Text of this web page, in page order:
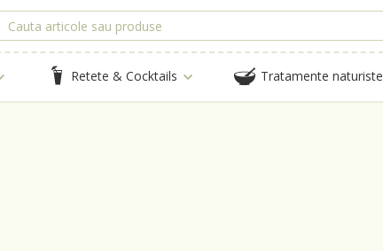
Retete & Cocktails Tratamente naturiste